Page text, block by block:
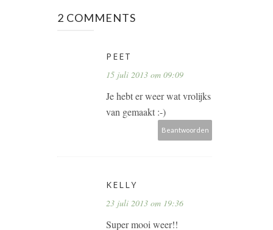
2 COMMENTS
PEET
15 juli 2013 om 09:09
Je hebt er weer wat vrolijks
van gemaakt :-)
Beantwoorden
KELLY
23 juli 2013 om 19:36
Super mooi weer!!